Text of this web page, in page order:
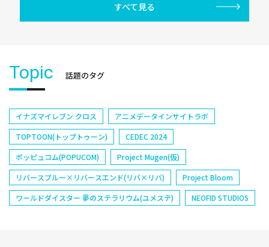
すべて見る
Topic 話題のタグ
イナズマイレブン クロス
アニメデータインサイトラボ
TOPTOON(トップトゥーン)
CEDEC 2024
ポッピュコム(POPUCOM)
Project Mugen(仮)
リバースブルー×リバースエンド(リバ×リバ)
Project Bloom
ワールドダイスター 夢のステラリウム(ユメステ)
NEOFID STUDIOS